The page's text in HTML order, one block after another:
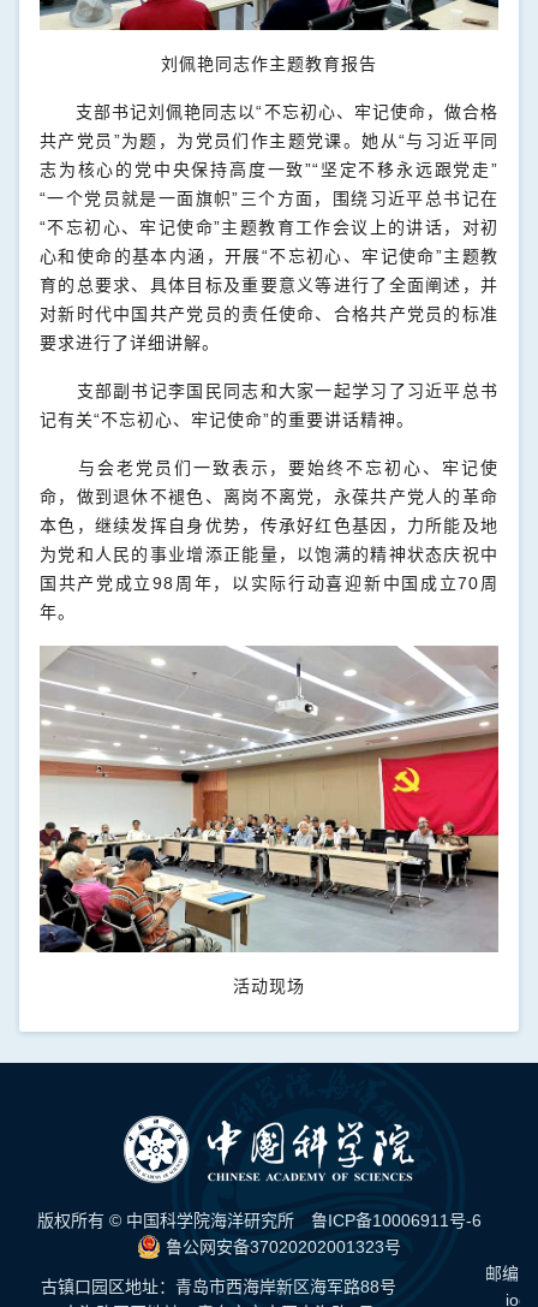
刘佩艳同志作主题教育报告
支部书记刘佩艳同志以“不忘初心、牢记使命，做合格
共产党员”为题，为党员们作主题党课。她从“与习近平同
志为核心的党中央保持高度一致”“坚定不移永远跟党走”
“一个党员就是一面旗帜”三个方面，围绕习近平总书记在
“不忘初心、牢记使命”主题教育工作会议上的讲话，对初
心和使命的基本内涵，开展“不忘初心、牢记使命”主题教
育的总要求、具体目标及重要意义等进行了全面阐述，并
对新时代中国共产党员的责任使命、合格共产党员的标准
要求进行了详细讲解。
支部副书记李国民同志和大家一起学习了习近平总书
记有关“不忘初心、牢记使命”的重要讲话精神。
与会老党员们一致表示，要始终不忘初心、牢记使
命，做到退休不褪色、离岗不离党，永葆共产党人的革命
本色，继续发挥自身优势，传承好红色基因，力所能及地
为党和人民的事业增添正能量，以饱满的精神状态庆祝中
国共产党成立98 周年，以实际行动喜迎新中国成立70周
年。
活动现场
版权所有 © 中国科学院海洋研究所 鲁ICP备10006911号-6
鲁公网安备37020202001323号
古镇口园区地址：青岛市西海岸新区海军路88号
邮编